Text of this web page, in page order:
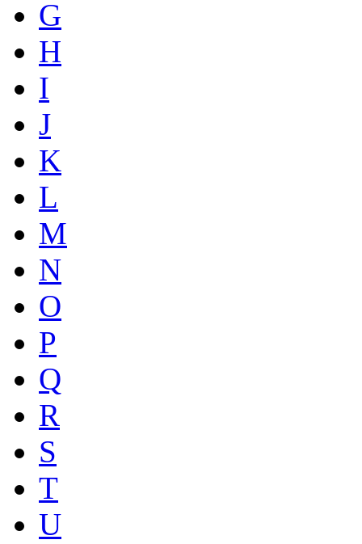
G
H
I
J
K
L
M
N
O
P
Q
R
S
T
U